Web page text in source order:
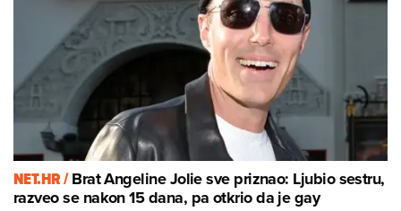
NET.HR /Brat Angeline Jolie sve priznao: Ljubio sestru,
razveo se nakon 15 dana, pa otkrio da je gay